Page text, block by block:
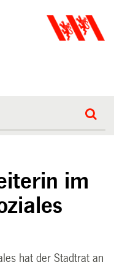
im
hat der Stadtrat an